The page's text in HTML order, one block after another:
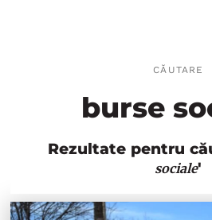
CĂUTARE
burse
Rezultate pentru
sociale'